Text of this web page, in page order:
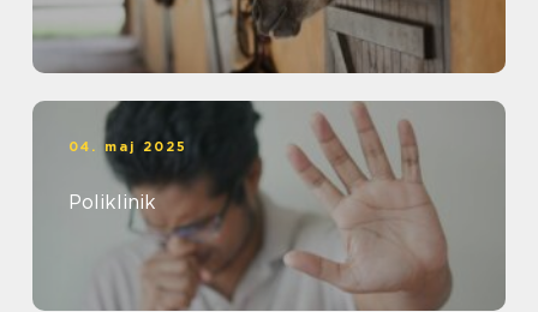
04. maj 2025
Poliklinik